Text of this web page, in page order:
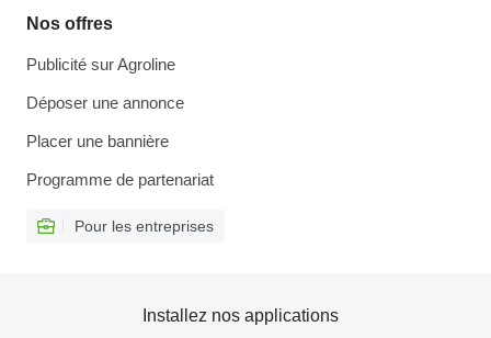
Nos offres
Publicité sur Agroline
Déposer une annonce
Placer une bannière
Programme de partenariat
Pour les entreprises
Installez nos applications